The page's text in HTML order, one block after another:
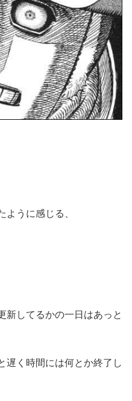
ように感じる、
新してるかの一日はあっと
遅く時間には何とか終了し